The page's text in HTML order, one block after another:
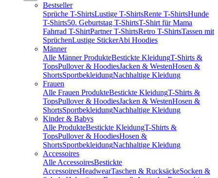
Bestseller
Sprüche T-ShirtsLustige T-ShirtsRente T-ShirtsHunde
T-Shirts50. Geburtstag T-ShirtsT-Shirt für Mama
Fahrrad T-ShirtPartner T-ShirtsRetro T-ShirtsTassen mit
SprüchenLustige StickerAbi Hoodies
Männer
Alle Männer ProdukteBestickte KleidungT-Shirts &
TopsPullover & HoodiesJacken & WestenHosen &
ShortsSportbekleidungNachhaltige Kleidung
Frauen
Alle Frauen ProdukteBestickte KleidungT-Shirts &
TopsPullover & HoodiesJacken & WestenHosen &
ShortsSportbekleidungNachhaltige Kleidung
Kinder & Babys
Alle ProdukteBestickte KleidungT-Shirts &
TopsPullover & HoodiesHosen &
ShortsSportbekleidungNachhaltige Kleidung
Accessoires
Alle AccessoiresBestickte
AccessoiresHeadwearTaschen & RucksäckeSocken &